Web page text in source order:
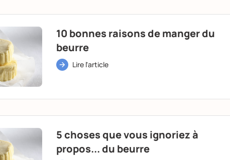
10 bonnes raisons de manger du
beurre
Lire l'article
5 choses que vous ignoriez à
propos... du beurre